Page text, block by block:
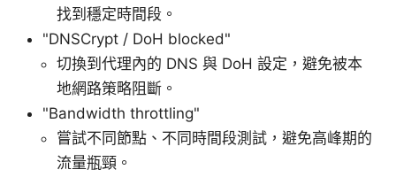
找到穩定時間段。
"DNSCrypt / DoH blocked"
切換到代理內的 DNS 與 DoH 設定，避免被本
地網路策略阻斷。
"Bandwidth throttling"
嘗試不同節點、不同時間段測試，避免高峰期的
流量瓶頸。